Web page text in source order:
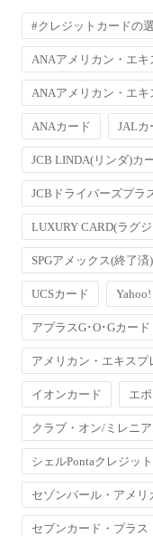
#クレジットカードの
ANAアメリカン・エ
ANAアメリカン・エ
ANAカード JALカ
JCB LINDA(リンダ)カ
JCBドライバーズプラ
LUXURY CARD(ラグ
SPGアメックス(終了済)
UCSカード
アプラスG･O･Gカード
アメリカン・エキス
イオンカード エ
クラブ・オン/ミレニ
シェルPontaクレジッ
セゾンパール・アメ
セブンカード・プラス